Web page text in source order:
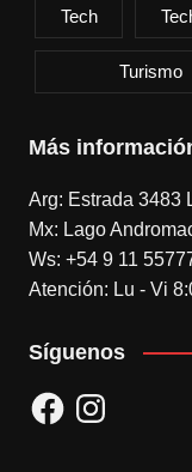
Tech
Turismo
Más
Arg: Estrada 3483
Mx: Lago
Ws: +54 9 11
Atención: Lu - Vi
Síguenos
FacebookInstagram